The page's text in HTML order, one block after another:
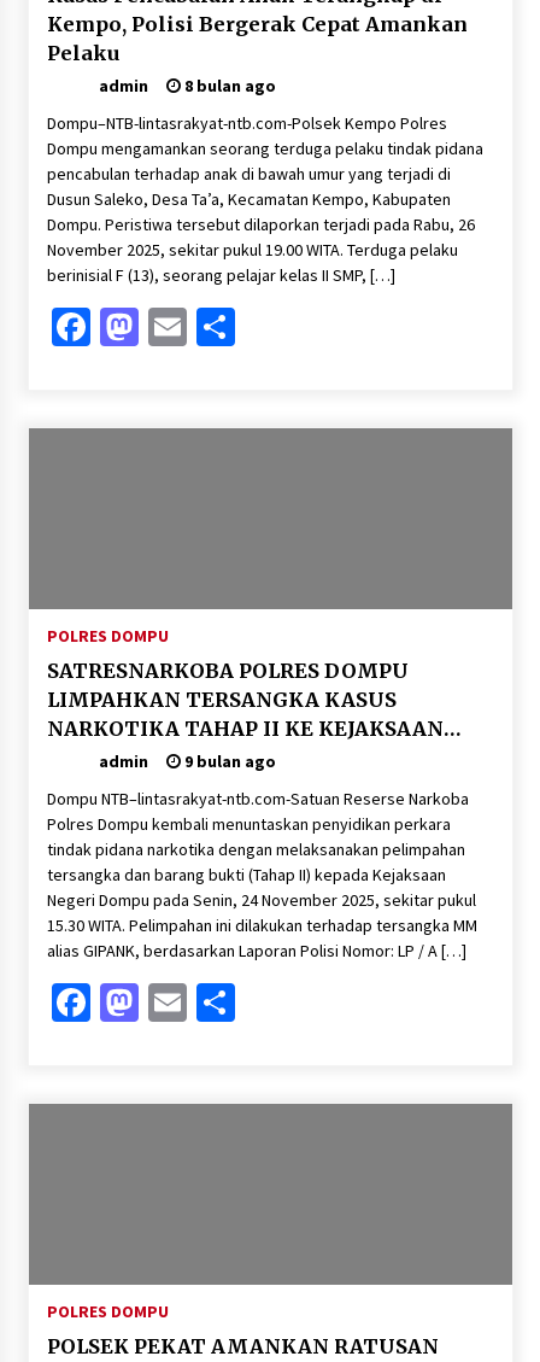
Kempo, Polisi Bergerak Cepat Amankan
Pelaku
admin
8 bulan ago
Dompu–NTB-lintasrakyat-ntb.com-Polsek Kempo Polres
Dompu mengamankan seorang terduga pelaku tindak pidana
pencabulan terhadap anak di bawah umur yang terjadi di
Dusun Saleko, Desa Ta’a, Kecamatan Kempo, Kabupaten
Dompu. Peristiwa tersebut dilaporkan terjadi pada Rabu, 26
November 2025, sekitar pukul 19.00 WITA. Terduga pelaku
berinisial F (13), seorang pelajar kelas II SMP, […]
Facebook
Mastodon
EmailShare
POLRES DOMPU
SATRESNARKOBA POLRES DOMPU
LIMPAHKAN TERSANGKA KASUS
NARKOTIKA TAHAP II KE KEJAKSAAN
NEGERI DOMPU
admin
9 bulan ago
Dompu NTB–lintasrakyat-ntb.com-Satuan Reserse Narkoba
Polres Dompu kembali menuntaskan penyidikan perkara
tindak pidana narkotika dengan melaksanakan pelimpahan
tersangka dan barang bukti (Tahap II) kepada Kejaksaan
Negeri Dompu pada Senin, 24 November 2025, sekitar pukul
15.30 WITA. Pelimpahan ini dilakukan terhadap tersangka MM
alias GIPANK, berdasarkan Laporan Polisi Nomor: LP / A […]
Facebook
Mastodon
EmailShare
POLRES DOMPU
POLSEK PEKAT AMANKAN RATUSAN